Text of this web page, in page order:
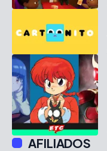
AFILIADOS